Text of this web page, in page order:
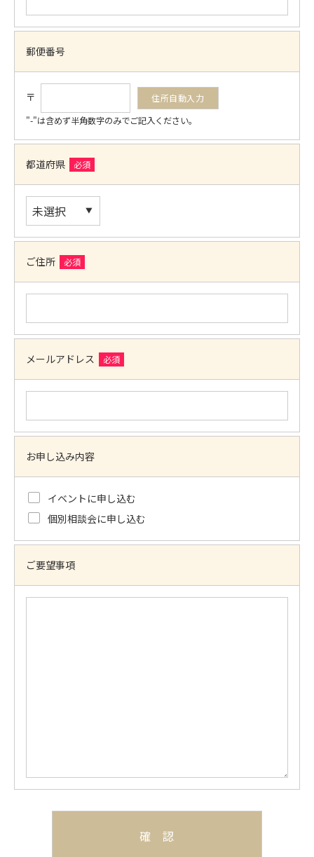
郵便番号
〒
"-"は含めず半角数字のみでご記入ください。
都道府県 必須
ご住所 必須
メールアドレス 必須
お申し込み内容
イベントに申し込む
個別相談会に申し込む
ご要望事項